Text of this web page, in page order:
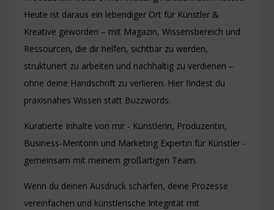
Heute ist daraus ein lebendiger Ort für Künstler &
Kreative geworden – mit Magazin, Wissensbereich und
Ressourcen, die dir helfen, sichtbar zu werden,
strukturiert zu arbeiten und nachhaltig zu verdienen –
ohne deine Handschrift zu verlieren. Hier findest du
praxisnahes Wissen statt Buzzwords.
Kuratierte Inhalte von mir - Künstlerin, Produzentin,
Business-Mentorin und Marketing Expertin für Künstler -
gemeinsam mit meinem großartigen Team.
Wenn du deinen Ausdruck schärfen, deine Prozesse
vereinfachen und künstlerische Integrität mit